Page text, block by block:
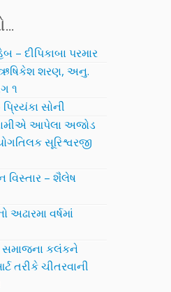
– દીપિકાબા પરમાર
શરણ, અનુ.
૧
સોની
આપેલા અજોડ
સૂરિશ્વરજી
વિસ્તાર – શૈલેષ
અઢારમા વર્ષમાં
સમાજના કલંકને
તરીકે ચીતરવાની